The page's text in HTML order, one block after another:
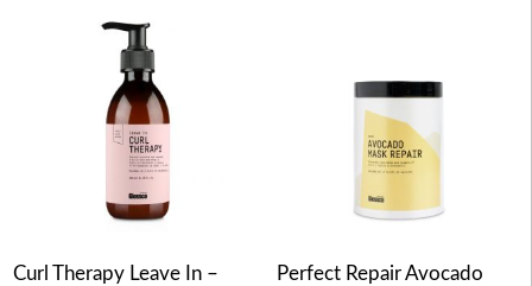
Curl Therapy Leave In –
Perfect Repair Avocado